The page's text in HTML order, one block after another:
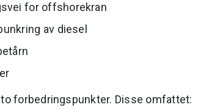
for offshorekran
av diesel
forbedringspunkter. Disse omfattet: